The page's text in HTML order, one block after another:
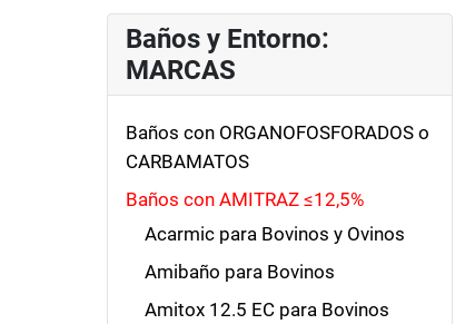
Baños y Entorno:
MARCAS
Baños con ORGANOFOSFORADOS o
CARBAMATOS
Baños con AMITRAZ ≤12,5%
Acarmic para Bovinos y Ovinos
Amibaño para Bovinos
Amitox 12.5 EC para Bovinos